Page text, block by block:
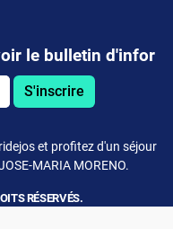
le bulletin d'infor
S'inscrire
et profitez d'un séjour
MARIA MORENO.
RÉSERVÉS.